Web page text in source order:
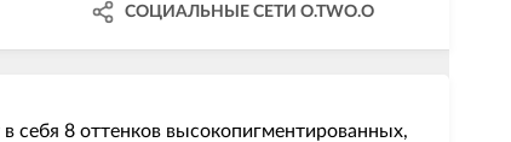
СОЦИАЛЬНЫЕ СЕТИ O.TWO.O
8 оттенков высокопигментированных,